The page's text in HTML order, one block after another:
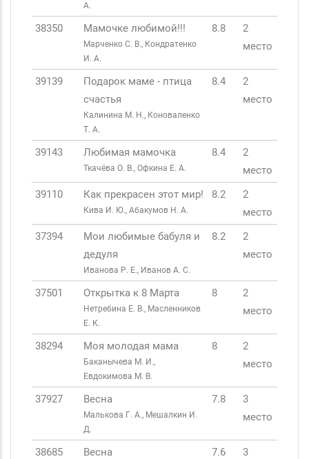
А.
38350 Мамочке любимой!!!
Марченко С. В., Кондратенко
И. А.
8.8
2
место
39139
Подарок маме - птица
счастья
Калинина М. Н., Коноваленко
Т. А.
8.4
2
место
39143 Любимая мамочка
Ткачёва О. В., Офкина Е. А.
8.4
2
место
39110
Как прекрасен этот мир!
Кива И. Ю., Абакумов Н. А.
8.2
2
место
37394
Мои любимые бабуля и
дедуля
Иванова Р. Е., Иванов А. С.
8.2
2
место
37501 Открытка к 8 Марта
Нетребина Е. В., Масленников
Е. К.
8
2
место
38294 Моя молодая мама
Баканычева М. И.,
Евдокимова М. В.
8
2
место
37927 Весна
Малькова Г. А., Мешалкин И.
Д.
7.8
3
место
38685 Весна 7.6
3